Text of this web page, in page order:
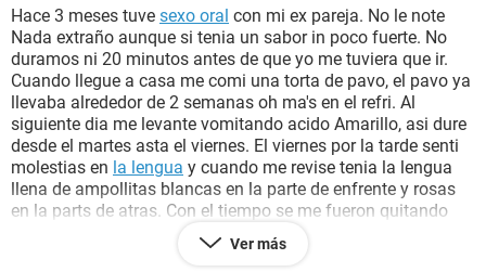
BIENESTAR
SEXUALIDAD
GLOSARIO
Hace 3 meses tuve sexo oral con mi ex pareja. No le note
Nada extraño aunque si tenia un sabor in poco fuerte. No
duramos ni 20 minutos antes de que yo me tuviera que ir.
Cuando llegue a casa me comi una torta de pavo, el pavo ya
llevaba alrededor de 2 semanas oh ma's en el refri. Al
siguiente dia me levante vomitando acido Amarillo, asi dure
desde el martes asta el viernes. El viernes por la tarde senti
molestias en la lengua y cuando me revise tenia la lengua
llena de ampollitas blancas en la parte de enfrente y rosas
en la parts de atras. Con el tiempo se me fueron quitando
pero las de atras solo se achicaron in poco. No se me quitan
y me duele la lengua. Porfavor diganme que tengo. Me
Ver más